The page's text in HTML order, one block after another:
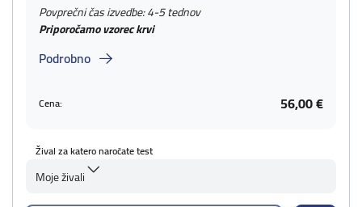
Povprečni čas izvedbe: 4-5 tednov
Priporočamo vzorec krvi
Podrobno
Cena: 56,00 €
Žival za katero naročate test
Moje živali